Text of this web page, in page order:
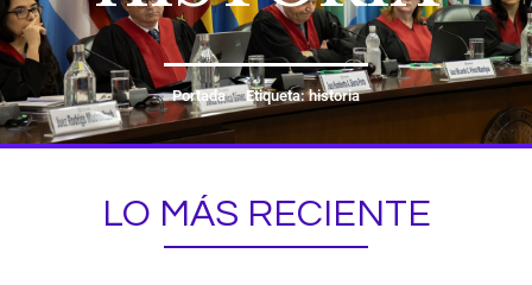
Portada Etiqueta: historia
LO MÁS RECIENTE